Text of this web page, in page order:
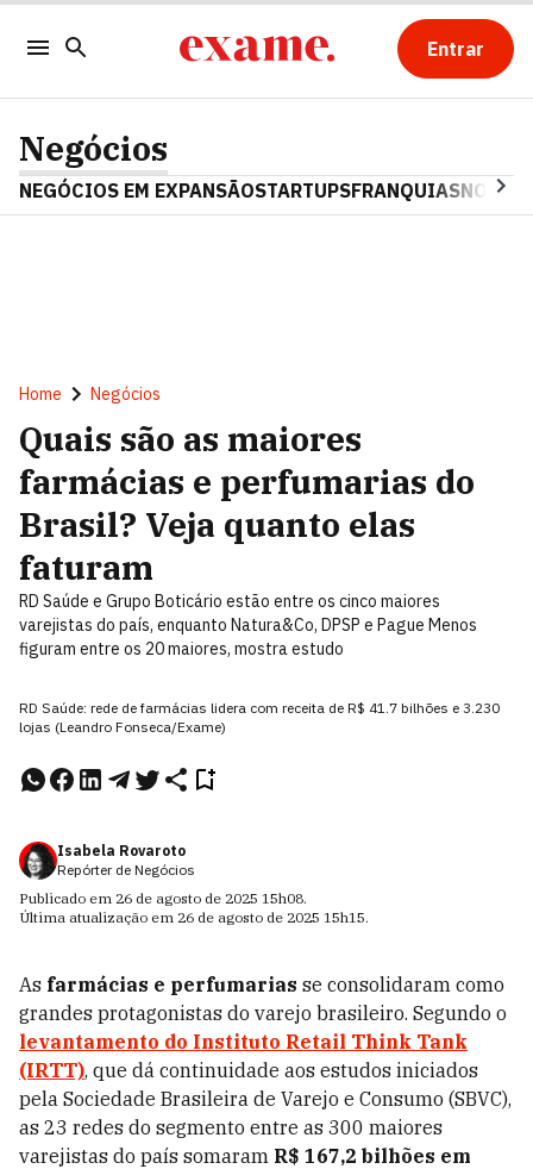
Entrar
Negócios
NEGÓCIOS EM EXPANSÃOSTARTUPSFRANQUIAS
Home Negócios
Quais são as maiores
farmácias e perfumarias do
Brasil? Veja quanto elas
faturam
RD Saúde e Grupo Boticário estão entre os cinco maiores
varejistas do país, enquanto Natura&Co, DPSP e Pague Menos
figuram entre os 20 maiores, mostra estudo
RD Saúde: rede de farmácias lidera com receita de R$ 41.7 bilhões e 3.230
lojas (Leandro Fonseca/Exame)
Isabela Rovaroto
Repórter de Negócios
Publicado em 26 de agosto de 2025 15h08.
Última atualização em 26 de agosto de 2025 15h15.
As farmácias e perfumarias se consolidaram como
grandes protagonistas do varejo brasileiro. Segundo o
levantamento do Instituto Retail Think Tank
(IRTT), que dá continuidade aos estudos iniciados
pela Sociedade Brasileira de Varejo e Consumo (SBVC),
as 23 redes do segmento entre as 300 maiores
varejistas do país somaram R$ 167,2 bilhões em